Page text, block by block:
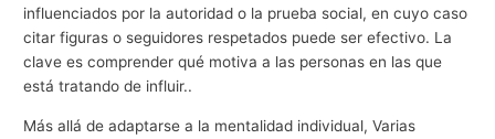
influenciados por la autoridad o la prueba social, en cuyo caso
citar figuras o seguidores respetados puede ser efectivo. La
clave es comprender qué motiva a las personas en las que
está tratando de influir..
Más allá de adaptarse a la mentalidad individual, Varias